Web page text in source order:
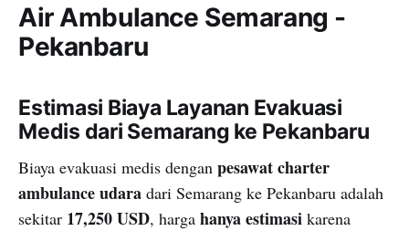
Air Ambulance Semarang -
Pekanbaru
Estimasi Biaya Layanan Evakuasi
Medis dari Semarang ke Pekanbaru
Biaya evakuasi medis dengan pesawat charter
ambulance udara dari Semarang ke Pekanbaru adalah
sekitar 17,250 USD, harga hanya estimasi karena